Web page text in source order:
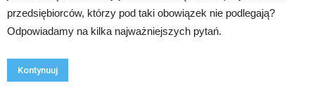
przedsiębiorców, którzy pod taki obowiązek nie podlegają?
Odpowiadamy na kilka najważniejszych pytań.
Kontynuuj